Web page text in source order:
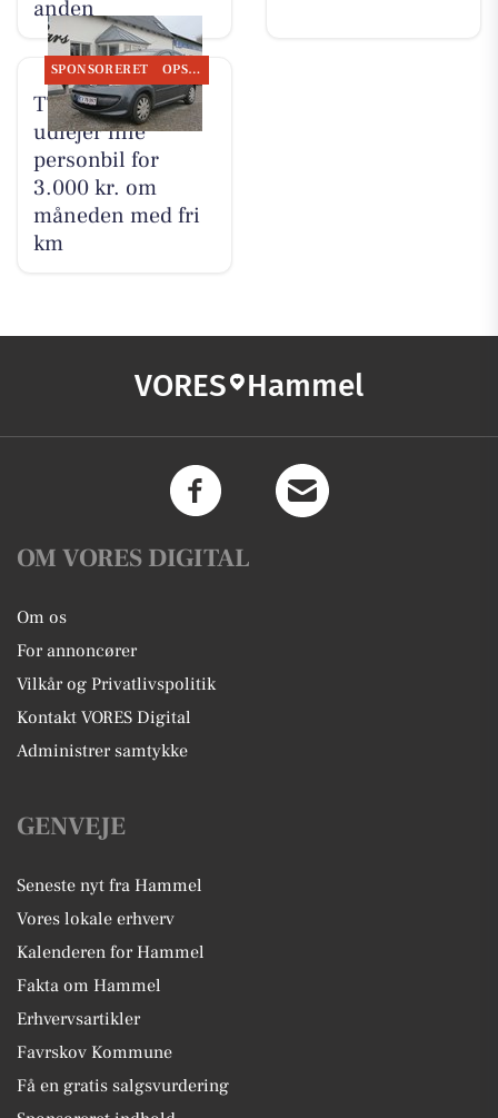
anden
SPONSORERET OPSLAGSTAVLEN
TT CARS ApS
udlejer lille
personbil for
3.000 kr. om
måneden med fri
km
VORES Hammel
OM VORES DIGITAL
Om os
For annoncører
Vilkår og Privatlivspolitik
Kontakt VORES Digital
Administrer samtykke
GENVEJE
Seneste nyt fra Hammel
Vores lokale erhverv
Kalenderen for Hammel
Fakta om Hammel
Erhvervsartikler
Favrskov Kommune
Få en gratis salgsvurdering